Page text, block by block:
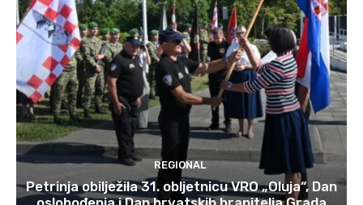
REGIONAL
Petrinja obilježila 31. obljetnicu VRO „Oluja“, Dan